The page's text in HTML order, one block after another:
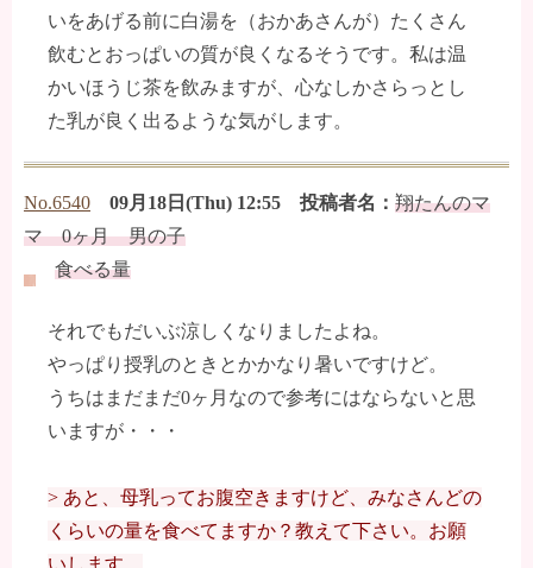
いをあげる前に白湯を（おかあさんが）たくさん
飲むとおっぱいの質が良くなるそうです。私は温
かいほうじ茶を飲みますが、心なしかさらっとし
た乳が良く出るような気がします。
No.6540 09月18日(Thu) 12:55 投稿者名： 翔たんのマ
マ 0ヶ月 男の子
食べる量
それでもだいぶ涼しくなりましたよね。
やっぱり授乳のときとかかなり暑いですけど。
うちはまだまだ0ヶ月なので参考にはならないと思
いますが・・・
> あと、母乳ってお腹空きますけど、みなさんどの
くらいの量を食べてますか？教えて下さい。お願